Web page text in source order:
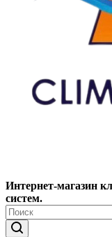
Интернет-магазин
систем.